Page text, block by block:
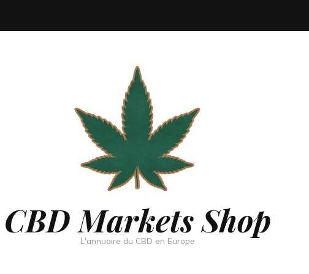
CBD Markets Shop
L'annuaire du CBD en Europe